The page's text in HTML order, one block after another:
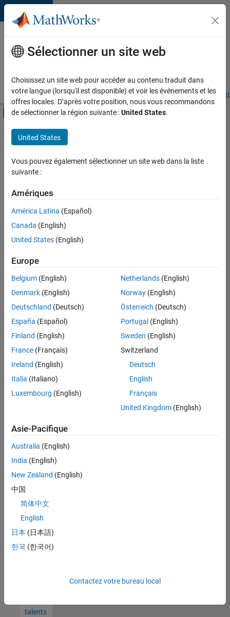
Passer au contenu
Votre
carrière
chez
Accueil Explorer nos opportunités Adresses de nos bureaux
Activer/désactiver l'affichage du menu
Contenu principal
FILTRER PAR
Technologies de l’information
Ventes pour l'éducation
Communication marketing
Actuellement,
aucune
offre
d'emploi
correspondant
à vos
critères
de
recherche.
Vous
pouvez
élargir
votre
recherche
ou
afficher
l’ensemble
d'emploi.
malgré
tout
vous
trouvez
pas
d'offre
corresponde
à vos
talents
Sélectionner un site web
Choisissez un site web pour accéder au contenu traduit dans
votre langue (lorsqu'il est disponible) et voir les événements et les
offres locales. D’après votre position, nous vous recommandons
de sélectionner la région suivante :United States.
United States
Vous pouvez également sélectionner un site web dans la liste
suivante :
Amériques
América Latina (Español)
Canada (English)
United States (English)
Europe
Belgium (English)
Denmark (English)
Deutschland (Deutsch)
España (Español)
Finland (English)
France (Français)
Ireland (English)
Italia (Italiano)
Luxembourg (English)
Netherlands(English)
Norway(English)
Österreich (Deutsch)
Portugal (English)
Sweden (English)
Switzerland
Deutsch
English
Français
United Kingdom(English)
Asie-Pacifique
Australia (English)
India (English)
New Zealand (English)
中国
简体中文
English
日本 (日本語)
한국 (한국어)
Contactez votre bureau local